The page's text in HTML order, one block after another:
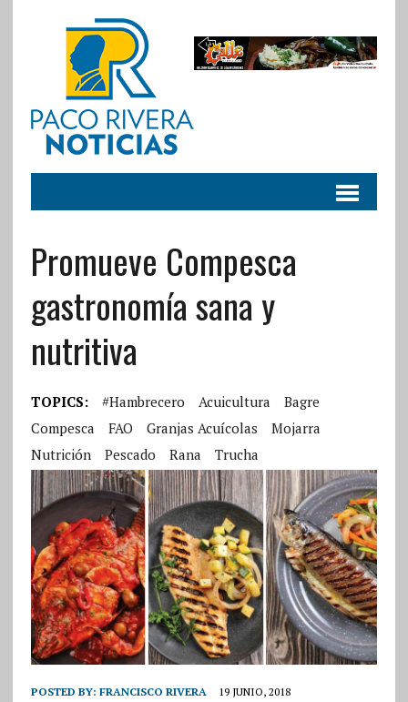
Promueve Compesca
gastronomía sana y
nutritiva
TOPICS: #hambrecero Acuicultura
Bagre
Compesca
FAO Granjas Acuícolas
Mojarra
Nutrición
Pescado Rana Trucha
POSTED BY: FRANCISCO RIVERA 19 JUNIO, 2018